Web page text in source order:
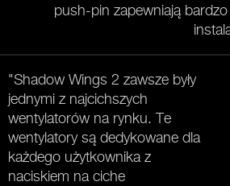
push-pin zapewniają
"Shadow Wings 2 zawsze były
jednymi z najcichszych
wentylatorów na rynku. Te
wentylatory są dedykowane dla
każdego użytkownika z
naciskiem na ciche